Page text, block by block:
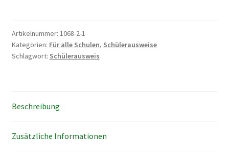
Nr.
75
Menge
Artikelnummer: 1068-2-1
Kategorien: Für alle Schulen, Schülerausweise
Schlagwort: Schülerausweis
Beschreibung
Zusätzliche Informationen